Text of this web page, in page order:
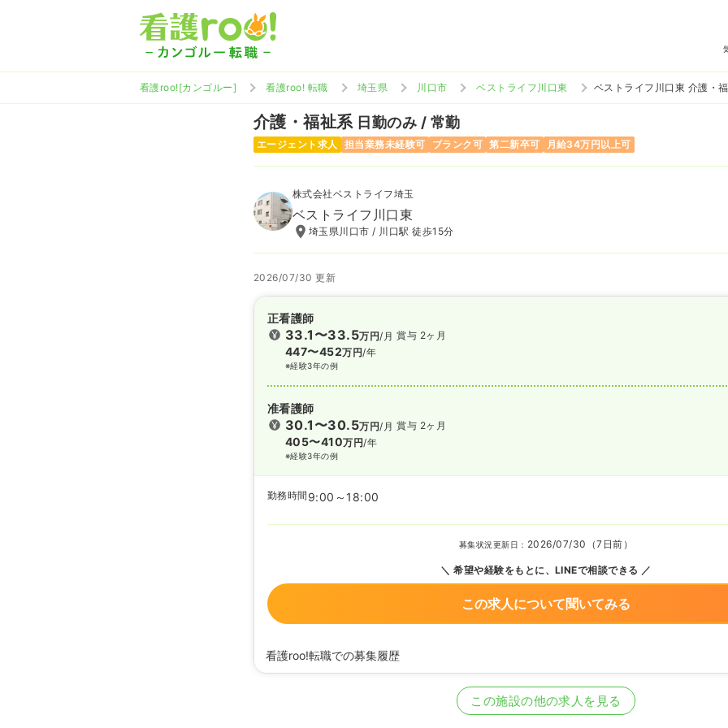
看護roo![カンゴルー] 看護roo! 転職 埼玉県 川口市 ベストライフ川口東 ベストライフ川口東 介護・
介護・福祉系 日勤のみ / 常勤
エージェント求人 担当業務未経験可 ブランク可 第二新卒可 月給34万円以上可
株式会社ベストライフ埼玉
ベストライフ川口東
埼玉県川口市 / 川口駅 徒歩15分
2026/07/30 更新
正看護師
33.1〜33.5万円/月
447〜452万円/年
※経験3年の例
賞与 2ヶ月
准看護師
30.1〜30.5万円/月
405〜410万円/年
※経験3年の例
賞与 2ヶ月
勤務時間 9:00～18:00
募集状況更新日： 2026/07/30（7日前）
希望や経験をもとに、LINEで相談できる
この求人について聞いてみる
看護roo!転職での募集履歴
この施設の他の求人を見る